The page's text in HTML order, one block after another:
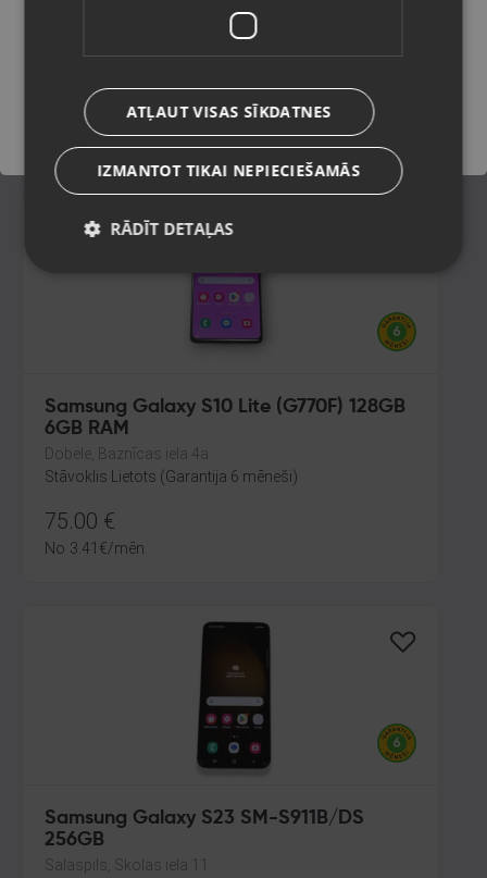
240.00 €
10.91€/mēn.
Samsung Galaxy S10 Lite (G770F) 128GB
6GB RAM
Dobele, Baznīcas iela 4a
Stāvoklis Lietots (Garantija 6 mēneši)
75.00 €
No 3.41 €/mēn.
Samsung Galaxy S23 SM-S911B/DS
256GB
Salaspils, Skolas iela 11
Saglabāt
ATĻAUT VISAS SĪKDATNES
IZMANTOT TIKAI NEPIECIEŠAMĀS
RĀDĪT DETAĻAS